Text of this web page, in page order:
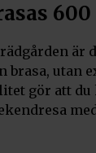
600
är
brasa, utan
gör att du